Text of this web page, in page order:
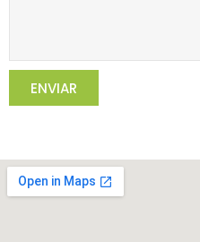
ENVIAR